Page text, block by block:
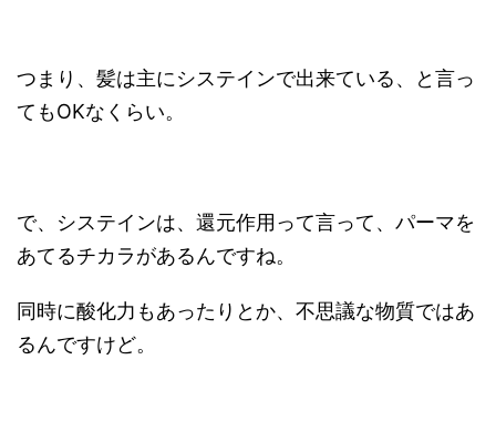
つまり、髪は主にシステインで出来ている、と言っ
てもOKなくらい。
で、システインは、還元作用って言って、パーマを
あてるチカラがあるんですね。
同時に酸化力もあったりとか、不思議な物質ではあ
るんですけど。